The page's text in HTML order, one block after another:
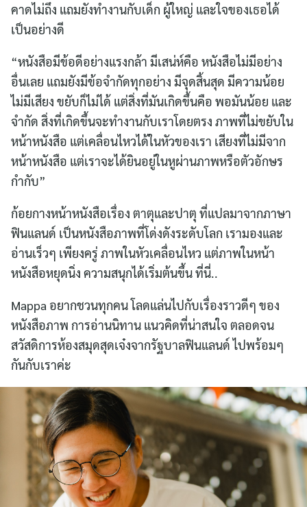
คาดไม่ถึง แถมยังทำงานกับเด็ก ผู้ใหญ่ และใจของเธอได้
เป็นอย่างดี
“หนังสือมีข้อดีอย่างแรงกล้า มีเสน่ห์คือ หนังสือไม่มีอย่าง
อื่นเลย แถมยังมีข้อจำกัดทุกอย่าง มีจุดสิ้นสุด มีความน้อย
ไม่มีเสียง ขยับก็ไม่ได้ แต่สิ่งที่มันเกิดขึ้นคือ พอมันน้อย และ
จำกัด สิ่งที่เกิดขึ้นจะทำงานกับเราโดยตรง ภาพที่ไม่ขยับใน
หน้าหนังสือ แต่เคลื่อนไหวได้ในหัวของเรา เสียงที่ไม่มีจาก
หน้าหนังสือ แต่เราจะได้ยินอยู่ในหูผ่านภาพหรือตัวอักษร
กำกับ”
ก้อยกางหน้าหนังสือเรื่อง ตาตุและปาตุ ที่แปลมาจากภาษา
ฟินแลนด์ เป็นหนังสือภาพที่โด่งดังระดับโลก เรามองและ
อ่านเร็วๆ เพียงครู่ ภาพในหัวเคลื่อนไหว แต่ภาพในหน้า
หนังสือหยุดนิ่ง ความสนุกได้เริ่มต้นขึ้น ที่นี่..
Mappa อยากชวนทุกคน โลดแล่นไปกับเรื่องราวดีๆ ของ
หนังสือภาพ การอ่านนิทาน แนวคิดที่น่าสนใจ ตลอดจน
สวัสดิการห้องสมุดสุดเจ๋งจากรัฐบาลฟินแลนด์ ไปพร้อมๆ
กันกับเราค่ะ